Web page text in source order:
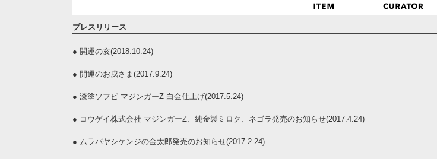
プレスリリース
● 開運の亥(2018.10.24)
● 開運のお戌さま(2017.9.24)
● 漆塗ソフビ マジンガーZ 白金仕上げ(2017.5.24)
● コウゲイ株式会社 マジンガーZ、純金製ミロク、ネゴラ発売のお知らせ(2017.4.24)
● ムラバヤシケンジの金太郎発売のお知らせ(2017.2.24)